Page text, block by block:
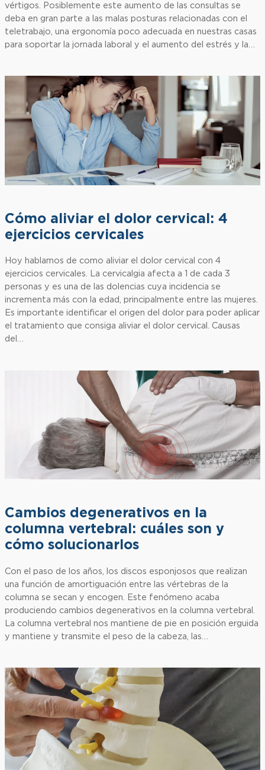
vértigos. Posiblemente este aumento de las consultas se
deba en gran parte a las malas posturas relacionadas con el
teletrabajo, una ergonomía poco adecuada en nuestras casas
para soportar la jornada laboral y el aumento del estrés y la…
Cómo aliviar el dolor cervical: 4
ejercicios cervicales
Hoy hablamos de como aliviar el dolor cervical con 4
ejercicios cervicales. La cervicalgia afecta a 1 de cada 3
personas y es una de las dolencias cuya incidencia se
incrementa más con la edad, principalmente entre las mujeres.
Es importante identificar el origen del dolor para poder aplicar
el tratamiento que consiga aliviar el dolor cervical. Causas
del…
Cambios degenerativos en la
columna vertebral: cuáles son y
cómo solucionarlos
Con el paso de los años, los discos esponjosos que realizan
una función de amortiguación entre las vértebras de la
columna se secan y encogen. Este fenómeno acaba
produciendo cambios degenerativos en la columna vertebral.
La columna vertebral nos mantiene de pie en posición erguida
y mantiene y transmite el peso de la cabeza, las…